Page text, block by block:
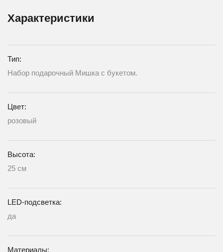
Характеристики
Тип:
Набор подарочный Мишка с букетом.
Цвет:
розовый
Высота:
25 см
LED-подсветка:
да
Материалы: